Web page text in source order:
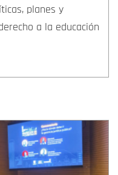
planes y
a la educación